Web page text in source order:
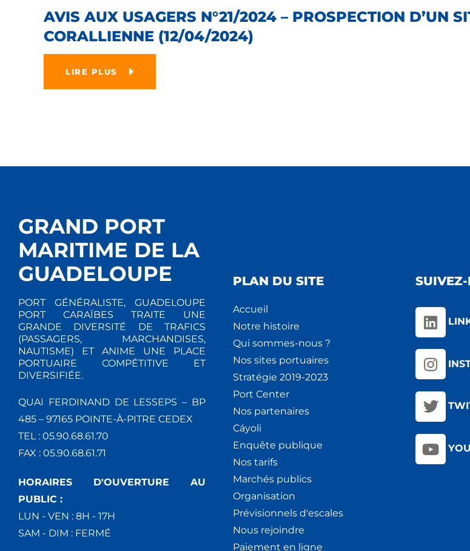
AVIS AUX USAGERS N°21/2024 – PROSPECTION D’UN
CORALLIENNE (12/04/2024)
LIRE PLUS
GRAND PORT
MARITIME DE LA
GUADELOUPE
PORT GÉNÉRALISTE, GUADELOUPE
PORT CARAÏBES TRAITE UNE
GRANDE DIVERSITÉ DE TRAFICS
(PASSAGERS, MARCHANDISES,
NAUTISME) ET ANIME UNE PLACE
PORTUAIRE COMPÉTITIVE ET
DIVERSIFIÉE.
QUAI FERDINAND DE LESSEPS – BP
485 – 97165 POINTE-À-PITRE CEDEX
TEL : 05.90.68.61.70
FAX : 05.90.68.61.71
HORAIRES D'OUVERTURE AU
PUBLIC :
LUN - VEN : 8H - 17H
SAM - DIM : FERMÉ
PLAN DU SITE
Accueil
Notre histoire
Qui sommes-nous ?
Nos sites portuaires
Stratégie 2019-2023
Port Center
Nos partenaires
Cáyoli
Enquête publique
Nos tarifs
Marchés publics
Organisation
Prévisionnels d'escales
Nous rejoindre
Paiement en ligne